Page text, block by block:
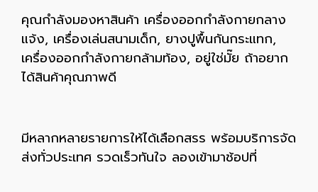
คุณกำลังมองหาสินค้า เครื่องออกกำลังกายกลาง
แจ้ง, เครื่องเล่นสนามเด็ก, ยางปูพื้นกันกระแทก,
เครื่องออกกำลังกายกล้ามท้อง, อยู่ใช่มั๊ย ถ้าอยาก
ได้สินค้าคุณภาพดี
มีหลากหลายรายการให้ได้เลือกสรร พร้อมบริการจัด
ส่งทั่วประเทศ รวดเร็วทันใจ ลองเข้ามาช้อปที่